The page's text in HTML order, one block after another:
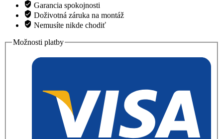
Garancia spokojnosti
Doživotná záruka na montáž
Nemusíte nikde chodiť
Možnosti platby